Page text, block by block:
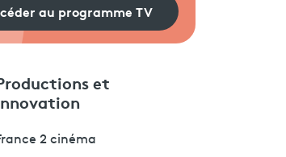
au programme TV
et
2 cinéma